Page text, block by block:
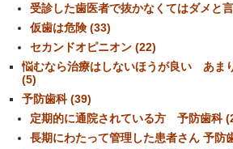
受診した歯医者で抜かなくてはダメと
仮歯は危険 (33)
セカンドオピニオン (22)
悩むなら治療はしないほうが良い あま
(5)
予防歯科 (39)
定期的に通院されている方 予防歯科
長期にわたって管理した患者さん 予防